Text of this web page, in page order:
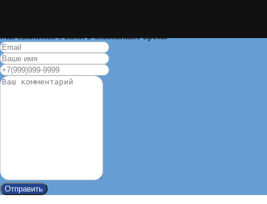
Мы свяжемся с вами в ближайшее время
Отправить